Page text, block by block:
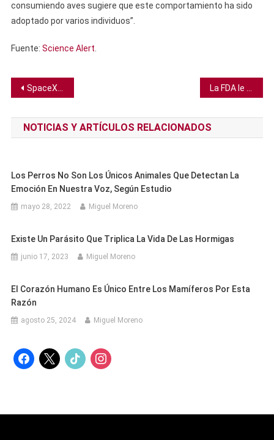
consumiendo aves sugiere que este comportamiento ha sido
adoptado por varios individuos”.
Fuente: Science Alert
Navegación
de
entradas
SpaceX dice que los humanos podrían regresar a la Luna antes del 2024
NOTICIAS Y ARTÍCULOS RELACIONADOS
Los Perros No Son Los Únicos Animales Que Detectan La
Emoción En Nuestra Voz, Según Estudio
mayo 28, 2022 Miguel Moreno
Existe Un Parásito Que Triplica La Vida De Las Hormigas
junio 17, 2023 Miguel Moreno
El Corazón Humano Es Único Entre Los Mamíferos Por Esta
Razón
agosto 25, 2024 Miguel Moreno
facebook
x tiktok instagram